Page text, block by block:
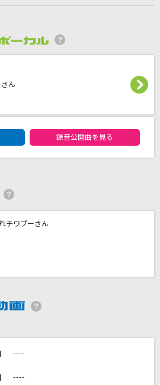
・コメディ(feat. v_flower)
最新情報をチェック！
ケをもっと楽しもう！
さん
録音公開曲を見る
チワプーさん
----
----